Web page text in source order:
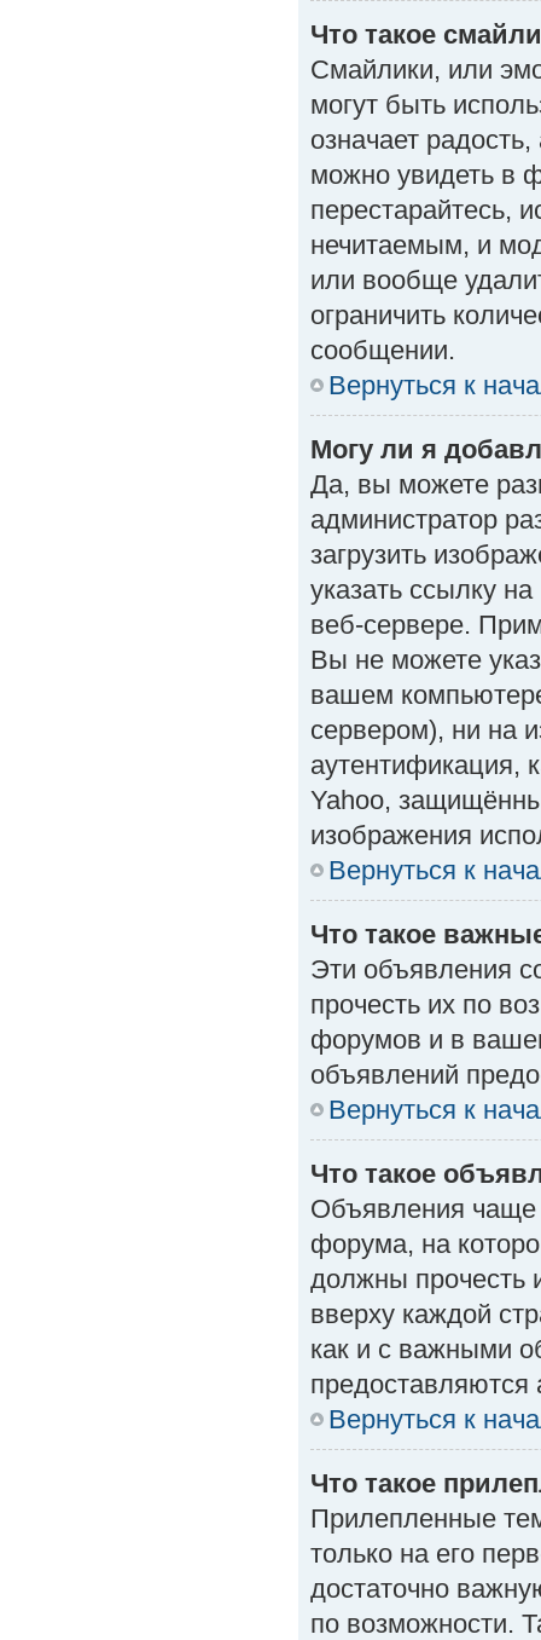
Что такое
Смайлики, или
могут быть
означает
можно увидеть в
перестарайтесь,
нечитаемым, и
или вообще
ограничить
сообщении.
Вернуться к
Могу ли я
Да, вы можете
администратор
загрузить
указать ссылку
веб-сервере.
Вы не можете
вашем
сервером), ни на
аутентификация,
Yahoo,
изображения
Вернуться к
Что такое
Эти объявления
прочесть их по
форумов и в
объявлений
Вернуться к
Что такое
Объявления
форума, на
должны прочесть
вверху каждой
как и с важными
предоставляются
Вернуться к
Что такое
Прилепленные
только на его
достаточно
по возможности.